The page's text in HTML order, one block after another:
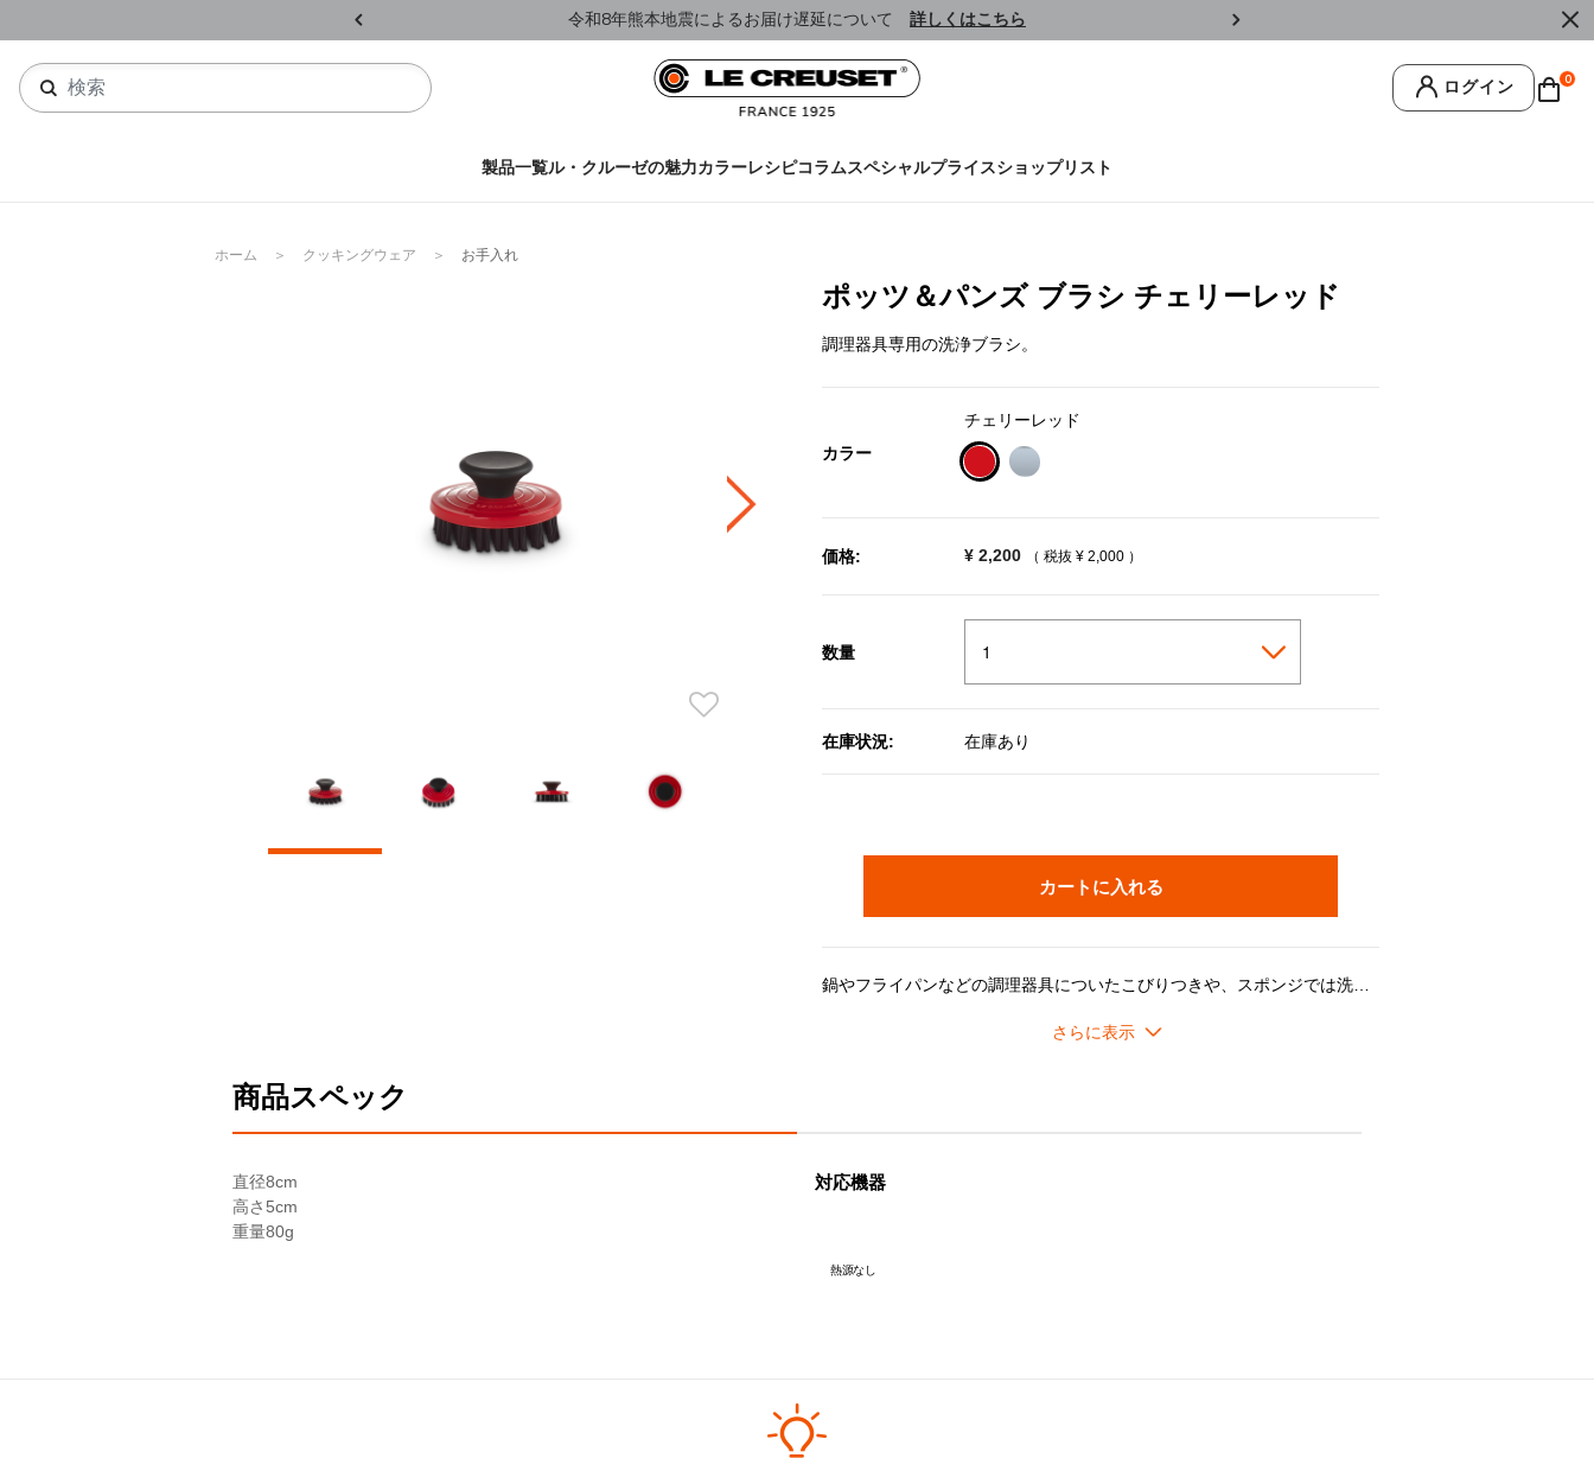
令和8年熊本地震によるお届け遅延について 詳しくはこちら ￥
ログイン 0
製品一覧ル・クルーゼの魅力カラーレシピコラムスペシャルプライスショップリスト
ホーム クッキングウェア お手入れ
ポッツ＆パンズ ブラシ チェリーレッド
調理器具専用の洗浄ブラシ。
カラー
チェリーレッド
価格: ¥ 2,200 （ 税抜 ¥ 2,000 ）
数量
在庫状況: 在庫あり
カートに入れる
商品スペック
直径8cm
高さ 5cm
重量80g
対応機器
熱源なし